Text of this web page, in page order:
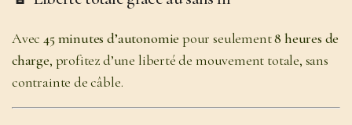
Avec45 minutes d’autonomie pour seulement8 heures de
charge, profitez d’une liberté de mouvement totale, sans
contrainte de câble.